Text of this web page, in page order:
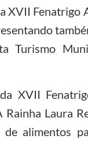
XVII
Turismo
XVII
Laura
alimentos